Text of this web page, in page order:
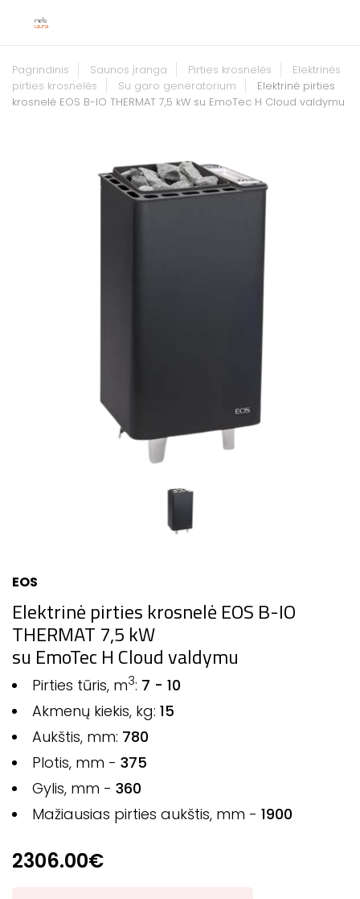
Pagrindinis Saunos įranga Pirties krosnelės
Elektrinės
pirties krosnelės
Su garo generatorium
Elektrinė pirties
krosnelė EOS B-IO THERMAT 7,5 kW su EmoTec H Cloud valdymu
EOS
Elektrinė pirties krosnelė EOS B-IO
THERMAT 7,5 kW
su EmoTec H Cloud valdymu
Pirties tūris, m3: 7 - 10
Akmenų kiekis, kg: 15
Aukštis, mm: 780
Plotis, mm - 375
Gylis, mm - 360
Mažiausias pirties aukštis, mm - 1900
2306.00€